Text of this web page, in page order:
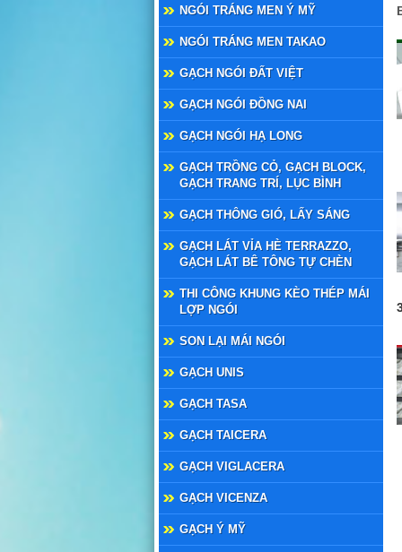
NGÓI TRÁNG MEN Ý MỸ
NGÓI TRÁNG MEN TAKAO
GẠCH NGÓI ĐẤT VIỆT
GẠCH NGÓI ĐỒNG NAI
GẠCH NGÓI HẠ LONG
GẠCH TRỒNG CỎ, GẠCH BLOCK,
GẠCH TRANG TRÍ, LỤC BÌNH
GẠCH THÔNG GIÓ, LẤY SÁNG
GẠCH LÁT VỈA HÈ TERRAZZO,
GẠCH LÁT BÊ TÔNG TỰ CHÈN
THI CÔNG KHUNG KÈO THÉP MÁI
LỢP NGÓI
SON LẠI MÁI NGÓI
GẠCH UNIS
GẠCH TASA
GẠCH TAICERA
GẠCH VIGLACERA
GẠCH VICENZA
GẠCH Ý MỸ